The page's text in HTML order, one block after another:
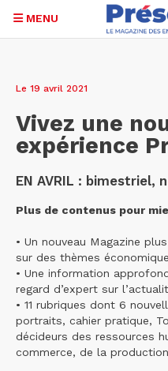
principal
MENU
Le 19 avril 2021
Vivez une
expérience
EN AVRIL : bimestriel,
Plus de contenus pour
• Un nouveau Magazine
sur des thèmes
• Une information
regard d’expert sur
• 11 rubriques dont 6
portraits, cahier pratique,
décideurs des ressources
commerce, de la